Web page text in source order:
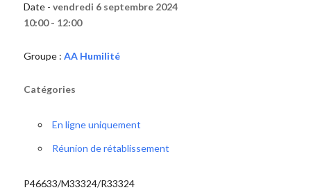
Date - vendredi 6 septembre 2024
10:00 - 12:00
Groupe : AA Humilité
Catégories
En ligne uniquement
Réunion de rétablissement
P46633/M33324/R33324